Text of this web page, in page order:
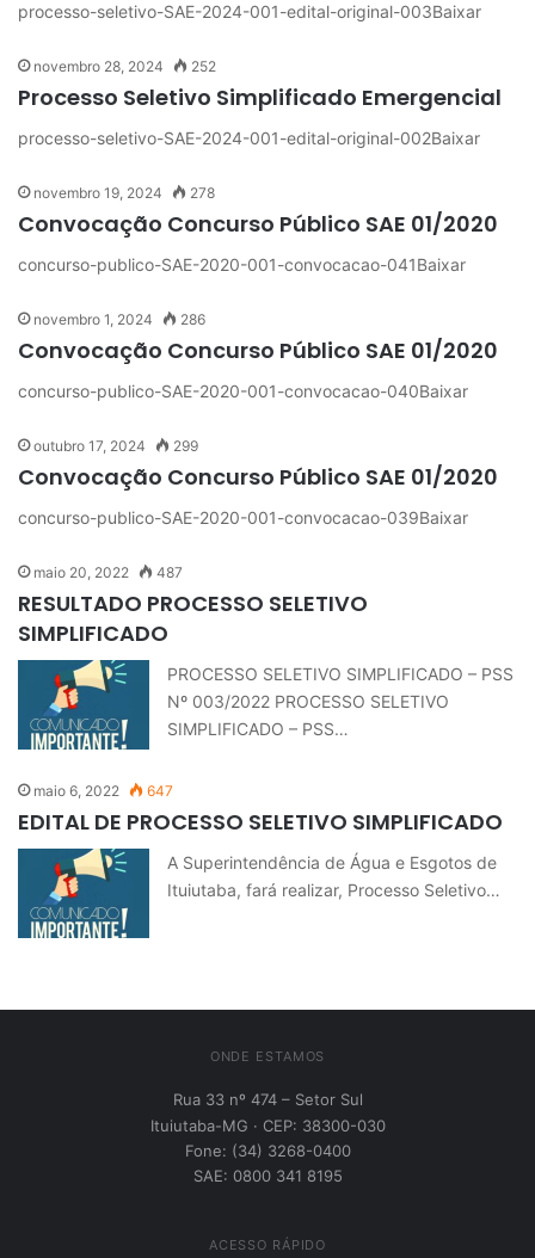
processo-seletivo-SAE-2024-001-edital-original-003Baixar
novembro 28, 2024 252
Processo Seletivo Simplificado Emergencial
processo-seletivo-SAE-2024-001-edital-original-002Baixar
novembro 19, 2024 278
Convocação Concurso Público SAE 01/2020
concurso-publico-SAE-2020-001-convocacao-041Baixar
novembro 1, 2024 286
Convocação Concurso Público SAE 01/2020
concurso-publico-SAE-2020-001-convocacao-040Baixar
outubro 17, 2024 299
Convocação Concurso Público SAE 01/2020
concurso-publico-SAE-2020-001-convocacao-039Baixar
maio 20, 2022 487
RESULTADO PROCESSO SELETIVO
SIMPLIFICADO
PROCESSO SELETIVO SIMPLIFICADO – PSS
Nº 003/2022 PROCESSO SELETIVO
SIMPLIFICADO – PSS…
maio 6, 2022 647
EDITAL DE PROCESSO SELETIVO SIMPLIFICADO
A Superintendência de Água e Esgotos de
Ituiutaba, fará realizar, Processo Seletivo…
ONDE ESTAMOS
Rua 33 nº 474 – Setor Sul
Ituiutaba-MG · CEP: 38300-030
Fone: (34) 3268-0400
SAE: 0800 341 8195
ACESSO RÁPIDO